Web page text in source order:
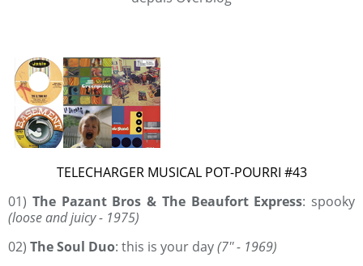
TELECHARGER MUSICAL POT-POURRI #43
01) The Pazant Bros & The Beaufort Express: spooky
(loose and juicy - 1975)
02) The Soul Duo: this is your day(7'' - 1969)